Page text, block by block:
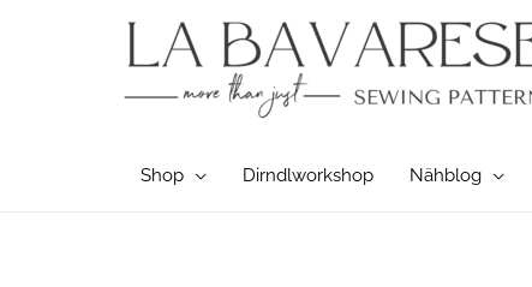
Shop Dirndlworkshop Nähblog